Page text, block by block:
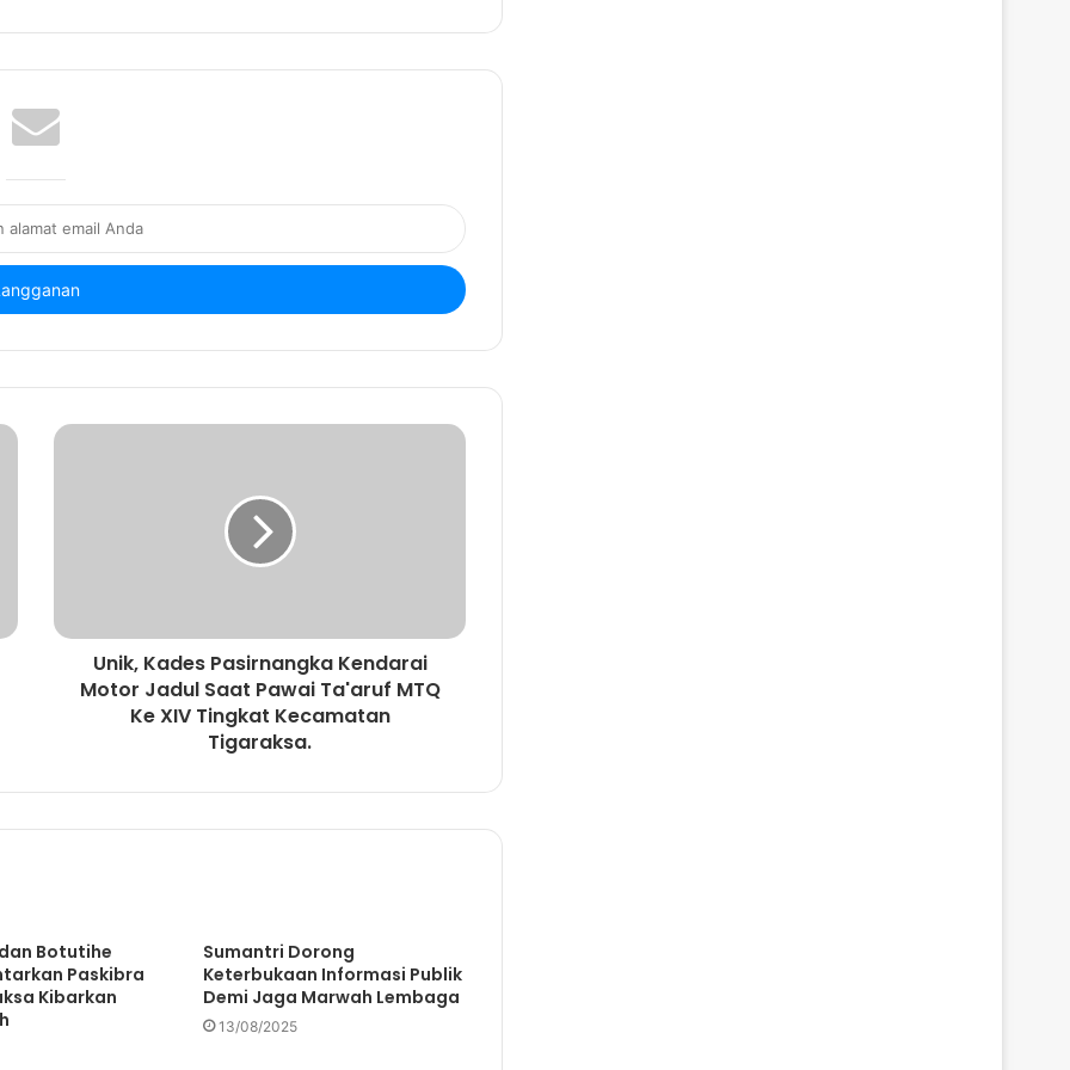
Unik, Kades Pasirnangka Kendarai
Motor Jadul Saat Pawai Ta'aruf MTQ
Ke XIV Tingkat Kecamatan
Tigaraksa.
Botutihe
Paskibra
Kibarkan
Sumantri Dorong
Keterbukaan Informasi Publik
Demi Jaga Marwah Lembaga
13/08/2025